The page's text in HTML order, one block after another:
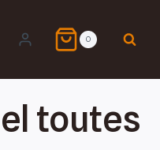
0
toutes